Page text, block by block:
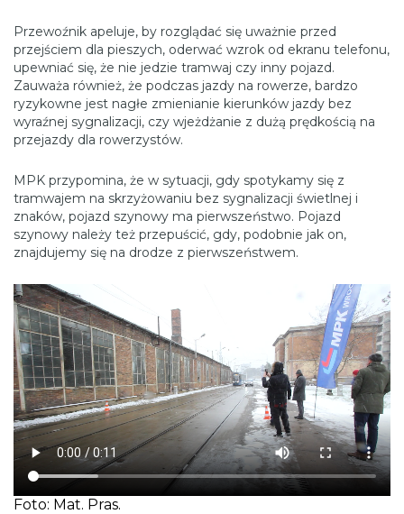
Przewoźnik apeluje, by rozglądać się uważnie przed
przejściem dla pieszych, oderwać wzrok od ekranu telefonu,
upewniać się, że nie jedzie tramwaj czy inny pojazd.
Zauważa również, że podczas jazdy na rowerze, bardzo
ryzykowne jest nagłe zmienianie kierunków jazdy bez
wyraźnej sygnalizacji, czy wjeżdżanie z dużą prędkością na
przejazdy dla rowerzystów.
MPK przypomina, że w sytuacji, gdy spotykamy się z
tramwajem na skrzyżowaniu bez sygnalizacji świetlnej i
znaków, pojazd szynowy ma pierwszeństwo. Pojazd
szynowy należy też przepuścić, gdy, podobnie jak on,
znajdujemy się na drodze z pierwszeństwem.
Foto: Mat. Pras.